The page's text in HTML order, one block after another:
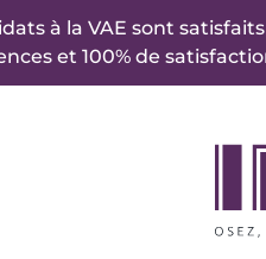
à la VAE sont
et 100% de